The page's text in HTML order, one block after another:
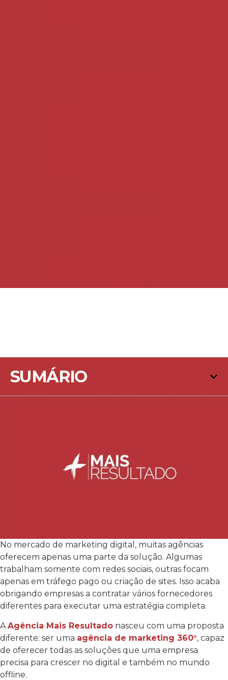
SUMÁRIO
No mercado de marketing digital, muitas agências
oferecem apenas uma parte da solução. Algumas
trabalham somente com redes sociais, outras focam
apenas em tráfego pago ou criação de sites. Isso acaba
obrigando empresas a contratar vários fornecedores
diferentes para executar uma estratégia completa.
A Agência Mais Resultado nasceu com uma proposta
diferente: ser uma agência de marketing 360°, capaz
de oferecer todas as soluções que uma empresa
precisa para crescer no digital e também no mundo
offline.